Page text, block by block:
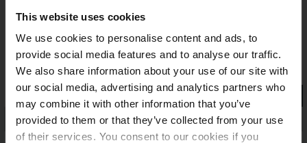
This website uses cookies
We use cookies to personalise content and ads, to
provide social media features and to analyse our traffic.
We also share information about your use of our site with
our social media, advertising and analytics partners who
may combine it with other information that you’ve
provided to them or that they’ve collected from your use
of their services. You consent to our cookies if you
svém segmentu.